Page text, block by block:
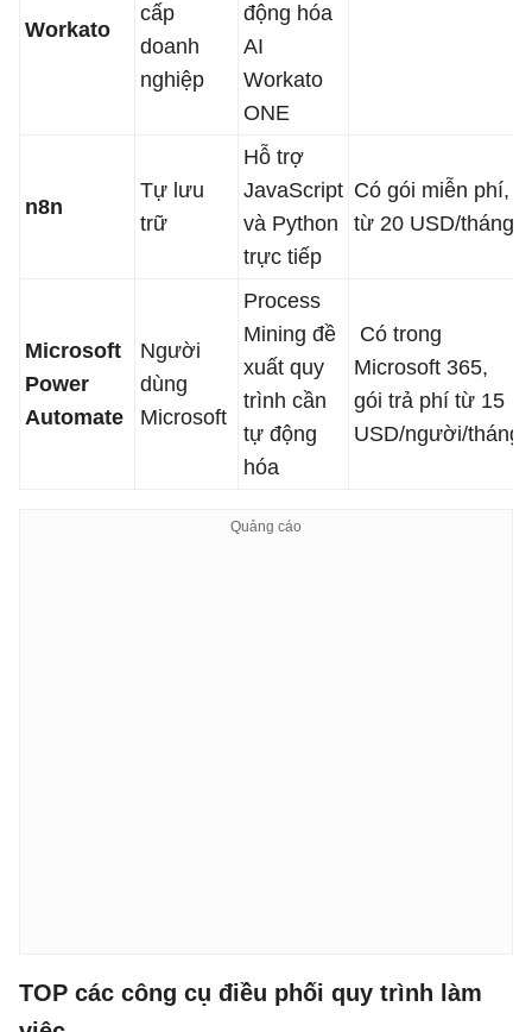
Workato
cấp
doanh
nghiệp
động hóa
AI
Workato
ONE
n8n
Tự lưu
trữ
Hỗ trợ
JavaScript
và Python
trực tiếp
Có gói miễn phí,
từ 20 USD/tháng
Microsoft
Power
Automate
Người
dùng
Microsoft
Process
Mining đề
xuất quy
trình cần
tự động
hóa
Có trong
Microsoft 365,
gói trả phí từ 15
USD/người/tháng
TOP các công cụ điều phối quy trình làm